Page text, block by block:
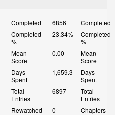
Completed
6856
Completed
%
23.34%
Mean
Score
0.00
Days
Spent
1,659.3
Total
Entries
6897
Rewatched
0
Completed
Completed
%
Mean
Score
Days
Spent
Total
Entries
Chapters